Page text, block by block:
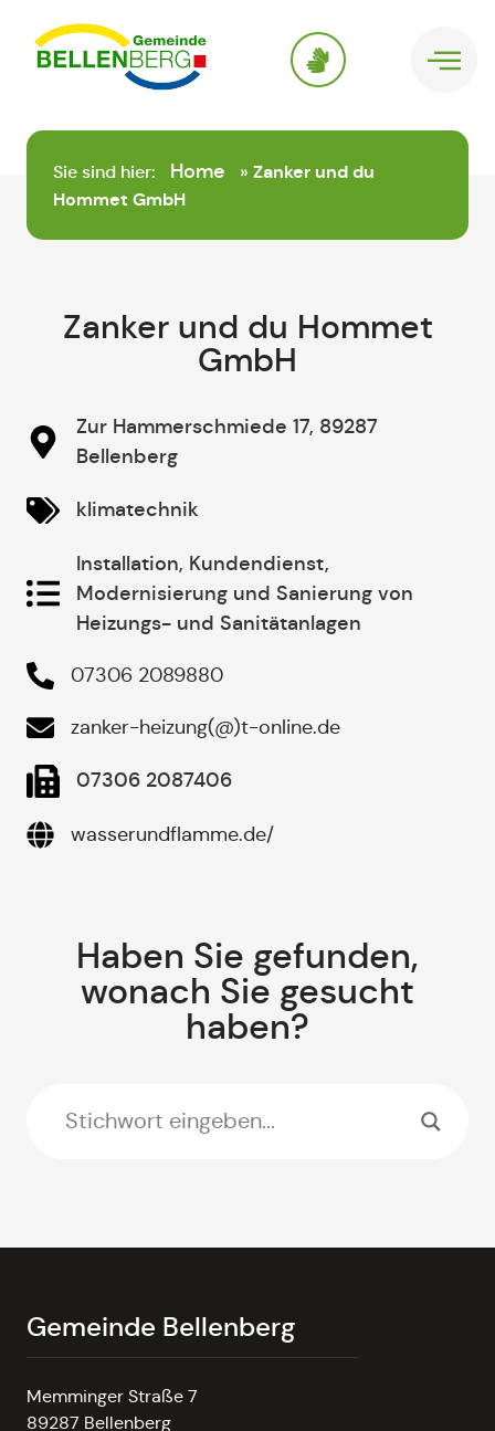
springen
Sie sind hier: Home » Zanker und du
Hommet GmbH
Zanker und du Hommet
GmbH
Zur Hammerschmiede 17, 89287
Bellenberg
klimatechnik
Installation, Kundendienst,
Modernisierung und Sanierung von
Heizungs- und Sanitätanlagen
07306 2089880
zanker-heizung(@)t-online.de
07306 2087406
wasserundflamme.de/
Haben Sie gefunden,
wonach Sie gesucht
haben?
Gemeinde Bellenberg
Memminger Straße 7
89287 Bellenberg